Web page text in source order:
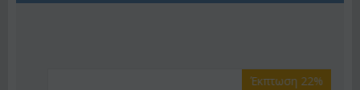
Έκπτωση 22%